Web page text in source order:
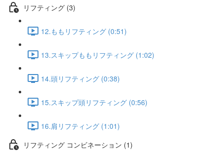
リフティング (3)
12.ももリフティング (0:51)
13.スキップももリフティング (1:02)
14.頭リフティング (0:38)
15.スキップ頭リフティング (0:56)
16.肩リフティング (1:01)
リフティング コンビネーション (1)